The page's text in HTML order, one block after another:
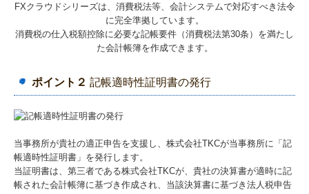
FXクラウドシリーズは、消費税法等、会計システムで対応すべき法令
に完全準拠しています。
消費税の仕入税額控除に必要な記帳要件（消費税法第30条）を満たし
た会計帳簿を作成できます。
ポイント２ 記帳適時性証明書の発行
当事務所が貴社の適正申告を支援し、株式会社TKCが当事務所に「 記
帳適時性証明書 」を発行します。
当証明書は、第三者である株式会社TKCが、貴社の決算書が適時に記
帳された会計帳簿に基づき作成され、当該決算書に基づき法人税申告